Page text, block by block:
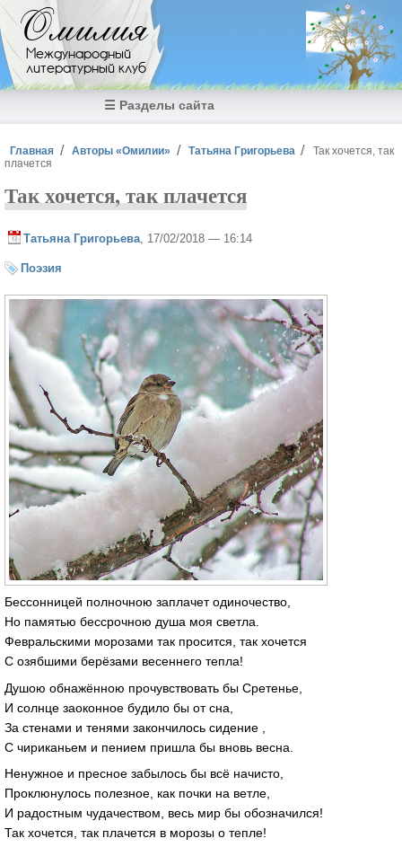
Перейти к основному содержанию
Омилия
Международный
литературный клуб
☰ Разделы сайта
Вы здесь
Главная Авторы «Омилии» Татьяна Григорьева
Так хочется, так
плачется
Так хочется, так плачется
Татьяна Григорьева , 17/02/2018 — 16:14
Поэзия
Бессонницей полночною заплачет одиночество,
Но памятью бессрочною душа моя светла.
Февральскими морозами так просится, так хочется
С озябшими берёзами весеннего тепла!
Душою обнажённою прочувствовать бы Сретенье,
И солнце заоконное будило бы от сна,
За стенами и тенями закончилось сидение ,
С чириканьем и пением пришла бы вновь весна.
Ненужное и пресное забылось бы всё начисто,
Проклюнулось полезное, как почки на ветле,
И радостным чудачеством, весь мир бы обозначился!
Так хочется, так плачется в морозы о тепле!